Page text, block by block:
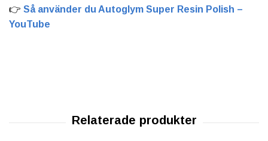
👉 Så använder du Autoglym Super Resin Polish –
YouTube